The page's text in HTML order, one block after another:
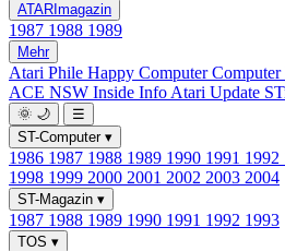
ATARImagazin
1987 1988 1989
Mehr
Atari Phile Happy Computer
ACE NSW Inside Info Atari Update
🌞 🌙
☰
ST-Computer ▾
1986 1987 1988 1989 1990 1991 1992
1998 1999 2000 2001 2002 2003 2004
ST-Magazin ▾
1987 1988 1989 1990 1991 1992 1993
TOS ▾